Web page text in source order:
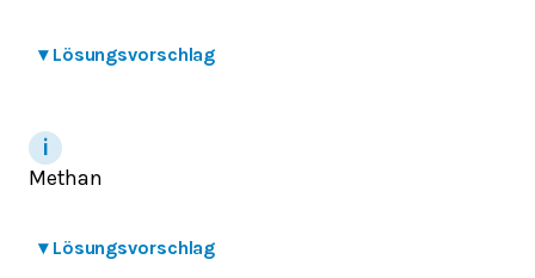
▾ Lösungsvorschlag
Methan
▾ Lösungsvorschlag